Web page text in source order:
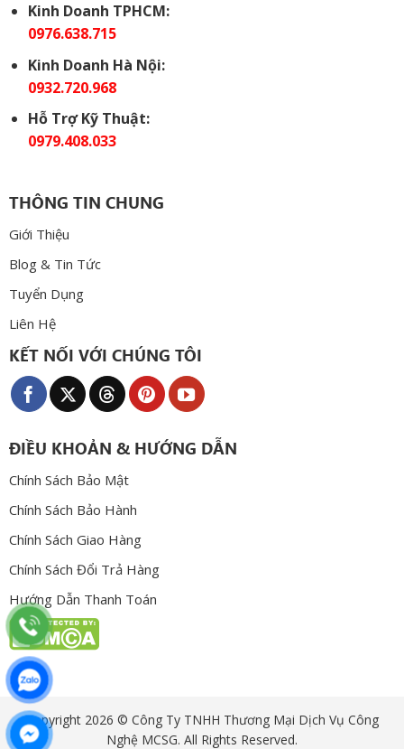
Kinh Doanh TPHCM:
0976.638.715
Kinh Doanh Hà Nội:
0932.720.968
Hỗ Trợ Kỹ Thuật:
0979.408.033
THÔNG TIN CHUNG
Giới Thiệu
Blog & Tin Tức
Tuyển Dụng
Liên Hệ
KẾT NỐI VỚI CHÚNG TÔI
ĐIỀU KHOẢN & HƯỚNG DẪN
Chính Sách Bảo Mật
Chính Sách Bảo Hành
Chính Sách Giao Hàng
Chính Sách Đổi Trả Hàng
Hướng Dẫn Thanh Toán
Copyright 2026 © Công Ty TNHH Thương Mại Dịch Vụ Công
Nghệ MCSG. All Rights Reserved.